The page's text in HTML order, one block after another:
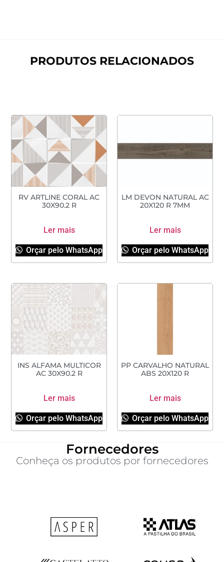
PRODUTOS RELACIONADOS
RV ARTLINE CORAL AC
30X90.2 R
Ler mais
Orçar pelo WhatsApp
LM DEVON NATURAL AC
20X120 R 7MM
Ler mais
Orçar pelo WhatsApp
INS ALFAMA MULTICOR
AC 30X90.2 R
Ler mais
Orçar pelo WhatsApp
PP CARVALHO NATURAL
ABS 20X120 R
Ler mais
Orçar pelo WhatsApp
Fornecedores
Conheça os produtos por fornecedores